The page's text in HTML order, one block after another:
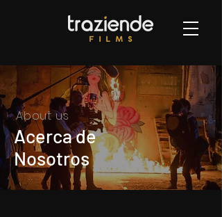
About us
Acerca de
Nosotros